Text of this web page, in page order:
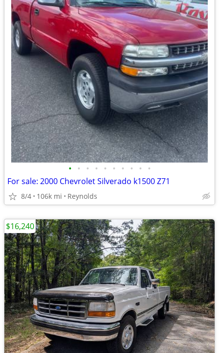
• • • • • • • • • •
For sale: 2000 Chevrolet Silverado k1500 Z71
8/4 106k mi Reynolds
$16,240